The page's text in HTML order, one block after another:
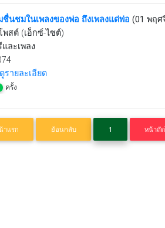
ชื่นชมในเพลงของพ่อ ถึงเพลงแด่พ่อ (01 พฤศ
สต์ (เอ็กซ์-ไซต์)
ละเพลง
ายละเอียด
ครั้ง
าแรก ย้อนกลับ 1 หน้าถั